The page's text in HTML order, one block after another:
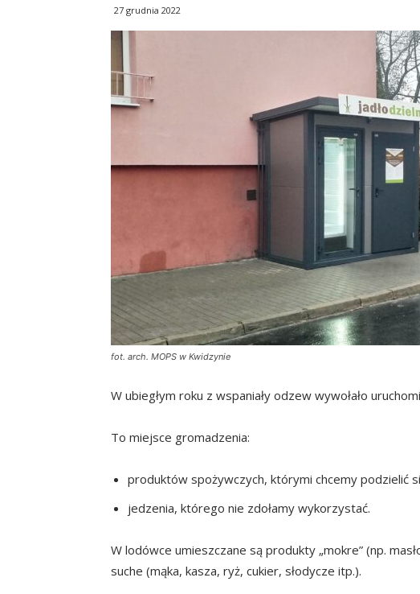
27 grudnia 2022
fot. arch. MOPS w Kwidzynie
W ubiegłym roku z wspaniały odzew wywołało
To miejsce gromadzenia:
produktów spożywczych, którymi chcemy podzielić
jedzenia, którego nie zdołamy wykorzystać.
W lodówce umieszczane są produkty „mokre” (np.
suche (mąka, kasza, ryż, cukier, słodycze itp.).